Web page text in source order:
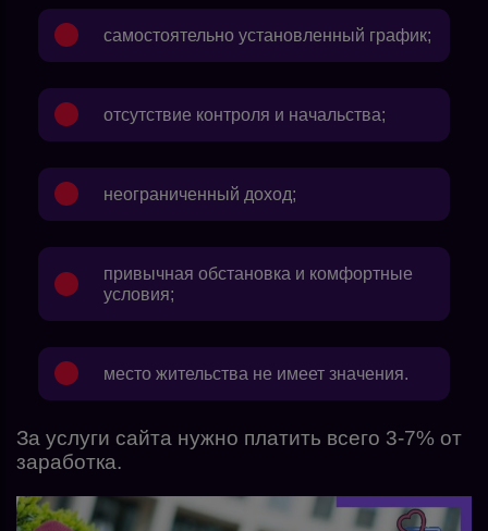
самостоятельно установленный график;
отсутствие контроля и начальства;
неограниченный доход;
привычная обстановка и комфортные
условия;
место жительства не имеет значения.
За услуги сайта нужно платить всего 3-7% от
заработка.